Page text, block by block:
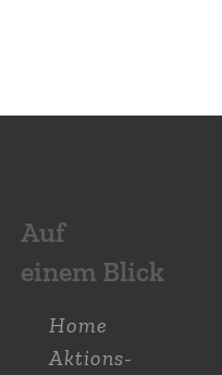
Auf
einem Blick
Home
Aktions­